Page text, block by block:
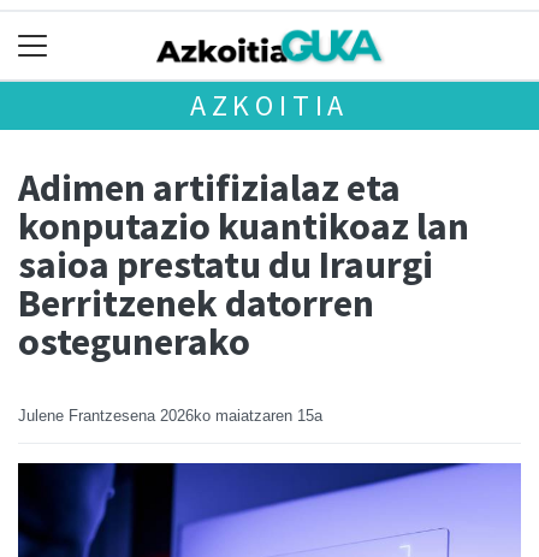
AZKOITIA
Adimen artifizialaz eta
konputazio kuantikoaz lan
saioa prestatu du Iraurgi
Berritzenek datorren
ostegunerako
Julene Frantzesena 2026ko maiatzaren 15a